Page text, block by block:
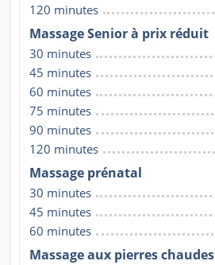
120 minutes
Massage Senior à prix réduit
30 minutes
45 minutes
60 minutes
75 minutes
90 minutes
120 minutes
Massage prénatal
30 minutes
45 minutes
60 minutes
Massage aux pierres chaudes